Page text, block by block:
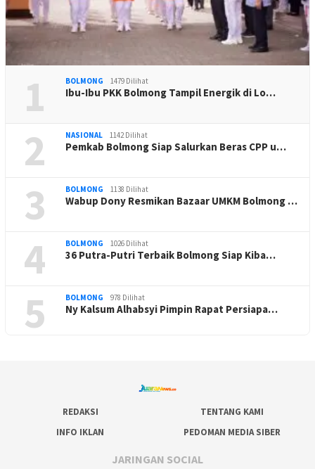
1 BOLMONG 1479 Dilihat
Ibu-Ibu PKK Bolmong Tampil Energik di Lo…
2 NASIONAL 1142 Dilihat
Pemkab Bolmong Siap Salurkan Beras CPP u…
3 BOLMONG 1138 Dilihat
Wabup Dony Resmikan Bazaar UMKM Bolmong …
4 BOLMONG 1026 Dilihat
36 Putra-Putri Terbaik Bolmong Siap Kiba…
5 BOLMONG 978 Dilihat
Ny Kalsum Alhabsyi Pimpin Rapat Persiapa…
REDAKSI
TENTANG KAMI
INFO IKLAN
PEDOMAN MEDIA SIBER
JARINGAN SOCIAL